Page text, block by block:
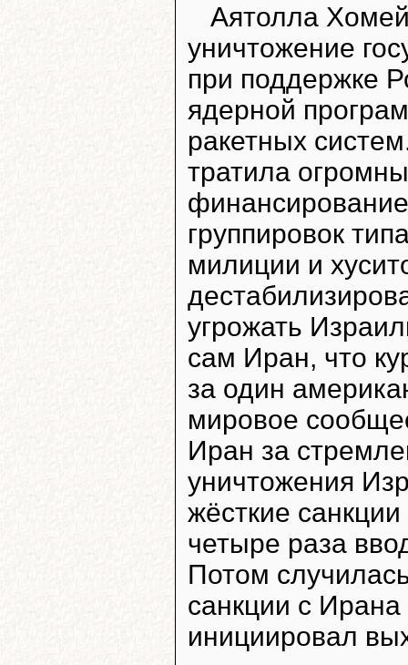
Аятолла
уничтожение
при поддержке
ядерной
ракетных
тратила
группировок
милиции и
угрожать
сам Иран, что
за один
мировое
Иран за
уничтожения
жёсткие
четыре раза
Потом
санкции с
инициировал